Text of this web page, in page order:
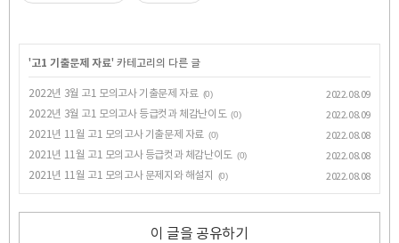
'고1 기출문제 자료' 카테고리의 다른 글
2022년 3월 고1 모의고사 기출문제 자료 (0)
2022.08.09
2022년 3월 고1 모의고사 등급컷과 체감난이도 (0)
2022.08.09
2021년 11월 고1 모의고사 기출문제 자료 (0)
2022.08.08
2021년 11월 고1 모의고사 등급컷과 체감난이도 (0)
2022.08.08
2021년 11월 고1 모의고사 문제지와 해설지
(0) 2022.08.08
이 글을 공유하기